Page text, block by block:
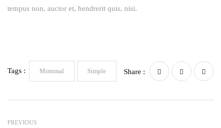
tempus non, auctor et, hendrerit quis, nisi.
Tags : Mimimal Simple Share :
PREVIOUS